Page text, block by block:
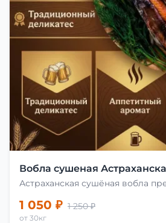
Вобла сушеная
Астраханская сушёная вобла
1 050 ₽ 1 250 ₽
от 30кг